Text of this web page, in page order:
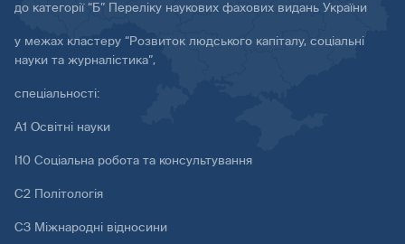
до категорії “Б” Переліку наукових фахових видань України
у межах кластеру “Розвиток людського капіталу, соціальні
науки та журналістика”,
спеціальності:
А1 Освітні науки
І10 Соціальна робота та консультування
С2 Політологія
С3 Міжнародні відносини